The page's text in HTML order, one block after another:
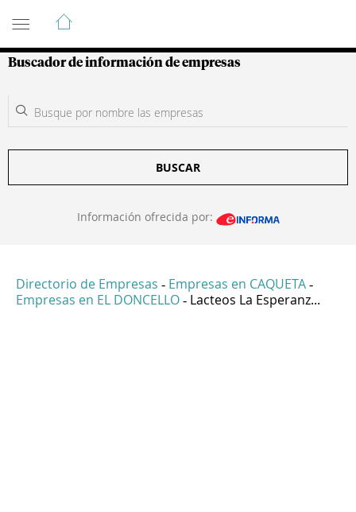
Guía de Empresas Colombianas
Buscador de información de empresas
BUSCAR
Información ofrecida por:
Directorio de Empresas - Empresas en CAQUETA -
Empresas en EL DONCELLO - Lacteos La Esperanz...